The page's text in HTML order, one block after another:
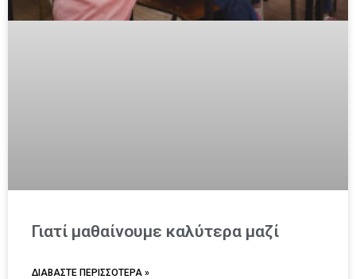
Γιατί μαθαίνουμε καλύτερα μαζί
ΔΙΑΒΑΣΤΕ ΠΕΡΙΣΣΟΤΕΡΑ »